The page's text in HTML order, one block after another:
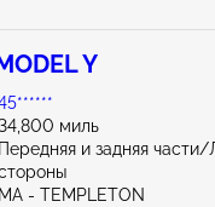
Y
миль
Передняя и задняя
MA - TEMPLETON